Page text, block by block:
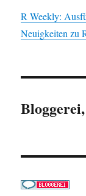
R Weekly:
Neuigkeiten zu